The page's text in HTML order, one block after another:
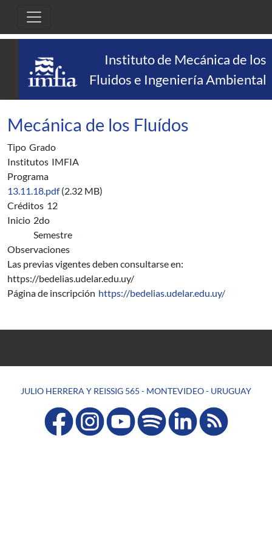
Instituto de Mecánica de los
Fluidos e Ingeniería Ambiental
Mecánica de los Fluídos
Tipo Grado
Institutos IMFIA
Programa
13.11.18.pdf (2.32 MB)
Créditos 12
Inicio 2do
Semestre
Observaciones
Las previas vigentes deben consultarse en:
https://bedelias.udelar.edu.uy/
Página de inscripción https://bedelias.udelar.edu.uy/
JULIO HERRERA Y REISSIG 565 - MONTEVIDEO - URUGUAY